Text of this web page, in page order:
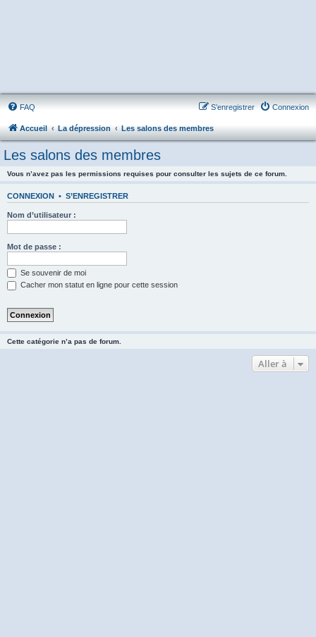
FAQ Connexion
S’enregistrer
Accueil La dépression Les salons des membres
Les salons des membres
Vous n’avez pas les permissions requises pour consulter les sujets de ce forum.
CONNEXION • S’ENREGISTRER
Nom d’utilisateur :
Mot de passe :
Se souvenir de moi
Cacher mon statut en ligne pour cette session
Cette catégorie n’a pas de forum.
Aller à